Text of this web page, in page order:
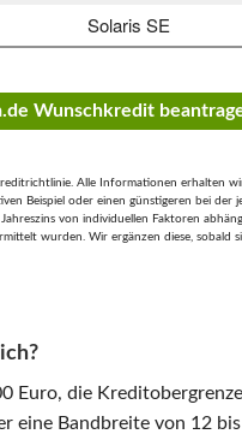
Solaris SE
Wunschkredit
Alle Informationen erhalten
Beispiel oder einen günstigeren bei der
von individuellen Faktoren
wurden. Wir ergänzen diese, sobald
Euro, die
eine Bandbreite von 12